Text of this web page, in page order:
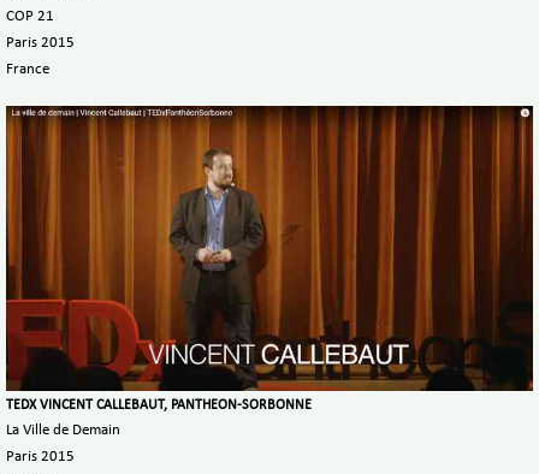
COP 21
Paris 2015
France
TEDX VINCENT CALLEBAUT, PANTHEON-SORBONNE
La Ville de Demain
Paris 2015